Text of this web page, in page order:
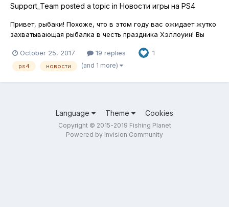
Support_Team posted a topic in Новости игры на PS4
Привет, рыбаки! Похоже, что в этом году вас ожидает жутко
захватывающая рыбалка в честь праздника Хэллоуин! Вы
WEEN! ПРИМИТЕ ВЫЗОВ, ЕСЛИ ХВАТИТ СМЕЛОСТИ Большие
страшные Панцирники-Мутанты были замечены в водоемах
October 25, 2017 19 replies 1
ps4 новости (and 1 more)
Language Theme Cookies
Copyright © 2015-2019 Fishing Planet
Powered by Invision Community